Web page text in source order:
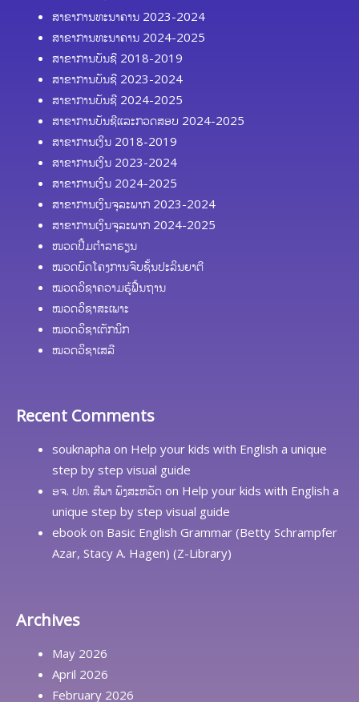
ສາຂາການທະນາຄານ 2023-2024
ສາຂາການທະນາຄານ 2024-2025
ສາຂາການບັນຊີ 2018-2019
ສາຂາການບັນຊີ 2023-2024
ສາຂາການບັນຊີ 2024-2025
ສາຂາການບັນຊີແລະກວດສອບ 2024-2025
ສາຂາການເງິນ 2018-2019
ສາຂາການເງິນ 2023-2024
ສາຂາການເງິນ 2024-2025
ສາຂາການເງິນຈຸລະພາກ 2023-2024
ສາຂາການເງິນຈຸລະພາກ 2024-2025
ໜວດປຶ້ມຕຳລາຮຽນ
ໝວດບົດໂຄງການຈົບຊັ້ນປະລິນຍາຕີ
ໝວດວິຊາຄວາມຮູ້ຟື້ນຖານ
ໝວດວິຊາສະເພາະ
ໝວດວິຊາເຕັກນິກ
ໝວດວິຊາເສລີ
Recent Comments
souknapha on Help your kids with English a unique
step by step visual guide
ອຈ. ປທ. ສີພາ ພົງສະຫວັດ on Help your kids with English a
unique step by step visual guide
ebook on Basic English Grammar (Betty Schrampfer
Azar, Stacy A. Hagen) (Z-Library)
Archives
May 2026
April 2026
February 2026